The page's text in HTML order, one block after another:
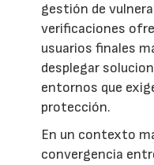
gestión de
verificaciones
usuarios finales
desplegar
entornos que
protección.
En un contexto
convergencia